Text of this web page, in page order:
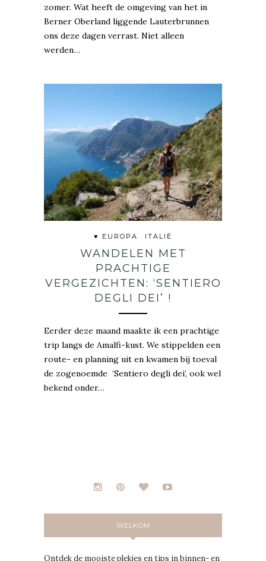
zomer. Wat heeft de omgeving van het in
Berner Oberland liggende Lauterbrunnen
ons deze dagen verrast. Niet alleen
werden…
♥ EUROPA ITALIË
WANDELEN MET
PRACHTIGE
VERGEZICHTEN: ‘SENTIERO
DEGLI DEI’ !
Eerder deze maand maakte ik een prachtige
trip langs de Amalfi-kust. We stippelden een
route- en planning uit en kwamen bij toeval
de zogenoemde ‘Sentiero degli dei’, ook wel
bekend onder…
WELKOM
Ontdek de mooiste plekjes en tips in binnen- en